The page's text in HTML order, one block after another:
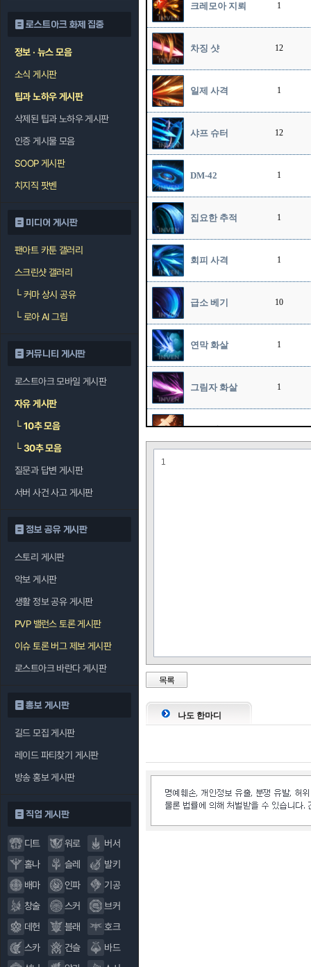
로스트아크 화제 집중
정보 · 뉴스 모음
소식 게시판
팁과 노하우 게시판
삭제된 팁과 노하우 게시판
인증 게시물 모음
SOOP 게시판
치지직 팟벤
미디어 게시판
팬아트 카툰 갤러리
스크린샷 갤러리
└커마 상시 공유
└로아 AI 그림
커뮤니티 게시판
로스트아크 모바일 게시판
자유 게시판
└10추 모음
└30추 모음
질문과 답변 게시판
서버 사건 사고 게시판
정보 공유 게시판
스토리 게시판
악보 게시판
생활 정보 공유 게시판
PVP 밸런스 토론 게시판
이슈 토론 버그 제보 게시판
로스트아크 바란다 게시판
홍보 게시판
길드 모집 게시판
레이드 파티찾기 게시판
방송 홍보 게시판
직업 게시판
디트 워로
버서
홀나
슬레
발키
배마
인파
기공
창술
스커
브커
데헌
블래
호크
스카
건슬
바드
크레모아 지뢰 1
차징 샷 12
일제 사격 1
샤프 슈터 12
DM-42 1
집요한 추적 1
회피 사격 1
급소 베기 10
연막 화살 1
그림자 화살 1
호크 샷 12
1
목록
나도 한마디